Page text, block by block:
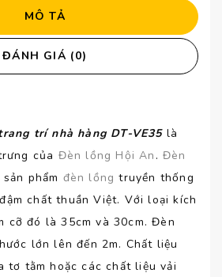
MÔ TẢ
ĐÁNH GIÁ (0)
trí nhà hàng DT-VE35 là
của Đèn lồng Hội An .Đèn
phẩm đèn lồng truyền thống
chất thuần Việt. Với loại kích
cỡ đó là 35cm và 30cm. Đèn
lớn lên đến 2m. Chất liệu
tơ tằm hoặc các chất liệu vải